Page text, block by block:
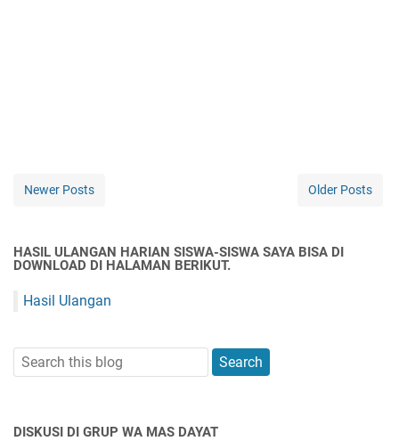
Newer Posts Older Posts
HASIL ULANGAN HARIAN SISWA-SISWA SAYA BISA DI
DOWNLOAD DI HALAMAN BERIKUT.
Hasil Ulangan
DISKUSI DI GRUP WA MAS DAYAT